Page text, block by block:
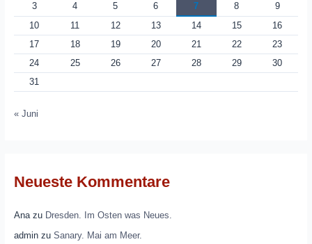
3 4 5 6 7 8
9
10
11 12 13 14 15
16
17
18 19 20 21 22
23
24
25 26 27 28 29
30
31
« Juni
Neueste Kommentare
Anazu Dresden. Im Osten was Neues.
adminzu Sanary. Mai am Meer.